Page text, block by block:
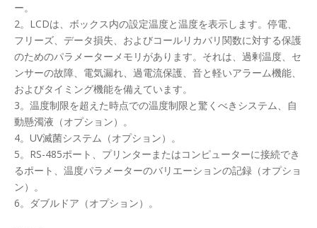
ー。
2。LCDは、ボックス内の設定温度と温度を表示します。停電、
フリーズ、データ損失、およびコールリカバリ関数に対する保護
のためのパラメーターメモリがあります。それは、過剰温度、セ
ンサーの故障、電気漏れ、過電流保護、音と軽いアラーム機能、
およびタイミング機能を備えています。
3。温度制限を超えた時点での温度制限と驚くべきシステム、自
動懸濁液（オプション）。
4。UV滅菌システム（オプション）。
5。RS-485ポート、プリンターまたはコンピューターに接続でき
るポート、温度パラメーターのバリエーションの記録（オプショ
ン）。
6。ダブルドア（オプション）。